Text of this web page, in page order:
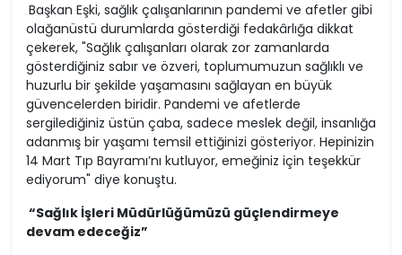
Başkan Eşki, sağlık çalışanlarının pandemi ve afetler gibi
olağanüstü durumlarda gösterdiği fedakârlığa dikkat
çekerek, "Sağlık çalışanları olarak zor zamanlarda
gösterdiğiniz sabır ve özveri, toplumumuzun sağlıklı ve
huzurlu bir şekilde yaşamasını sağlayan en büyük
güvencelerden biridir. Pandemi ve afetlerde
sergilediğiniz üstün çaba, sadece meslek değil, insanlığa
adanmış bir yaşamı temsil ettiğinizi gösteriyor. Hepinizin
14 Mart Tıp Bayramı’nı kutluyor, emeğiniz için teşekkür
ediyorum" diye konuştu.
“Sağlık İşleri Müdürlüğümüzü güçlendirmeye
devam edeceğiz”